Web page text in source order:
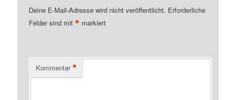
Deine E-Mail-Adresse wird nicht veröffentlicht. Erforderliche
Felder sind mit* markiert
Kommentar *